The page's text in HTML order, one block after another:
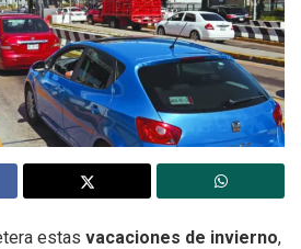
estas vacaciones de invierno,